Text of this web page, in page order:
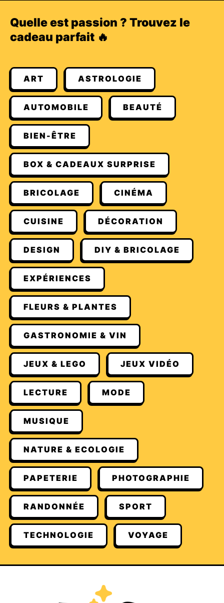
Quelle est passion ? Trouvez le
cadeau parfait 🔥
ART ASTROLOGIE
AUTOMOBILE BEAUTÉ
BIEN-ÊTRE
BOX & CADEAUX SURPRISE
BRICOLAGE CINÉMA
CUISINE DÉCORATION
DESIGN DIY & BRICOLAGE
EXPÉRIENCES
FLEURS & PLANTES
GASTRONOMIE & VIN
JEUX & LEGO JEUX VIDÉO
LECTURE MODE
MUSIQUE
NATURE & ECOLOGIE
PAPETERIE PHOTOGRAPHIE
RANDONNÉE SPORT
TECHNOLOGIE VOYAGE